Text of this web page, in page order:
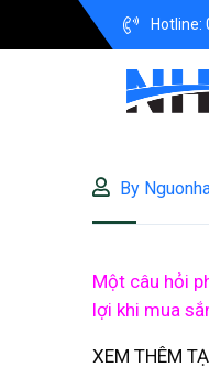
Hotline:
By
Một câu hỏi
lợi khi mua
XEM THÊM